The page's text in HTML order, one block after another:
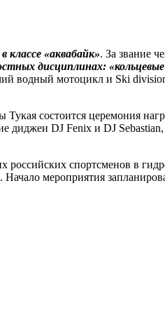
«аквабайк». За звание
дисциплинах:
водный мотоцикл и Ski
состоится церемония
диджеи DJ Fenix и DJ
российских спортсменов в
мероприятия